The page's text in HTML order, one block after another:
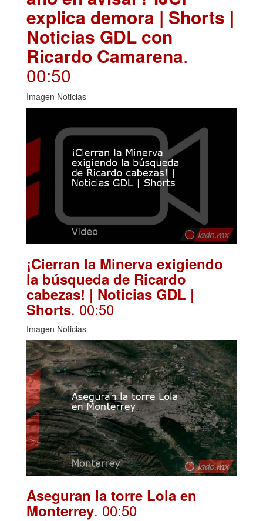
explica demora | Shorts |
Noticias GDL con
Ricardo Camarena.
00:50
Imagen Noticias
¡Cierran la Minerva exigiendo
la búsqueda de Ricardo
cabezas! | Noticias GDL |
Shorts. 00:50
Imagen Noticias
Aseguran la torre Lola en
Monterrey. 00:50